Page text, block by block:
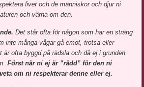
livet och de människor och djur ni
och värna om den.
Det står ofta för någon som har en sträng
inte många vågar gå emot, trotsa eller
är ofta byggd på rädsla och då ej i grunden
Först när ni ej är ”rädd” för den ni
om ni respekterar denne eller ej.